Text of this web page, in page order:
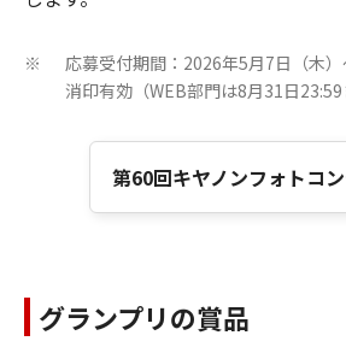
※
応募受付期間：2026年5月7日（木
消印有効（WEB部門は8月31日23:59
第60回キヤノンフォトコ
グランプリの賞品